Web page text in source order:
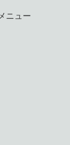
ニュー